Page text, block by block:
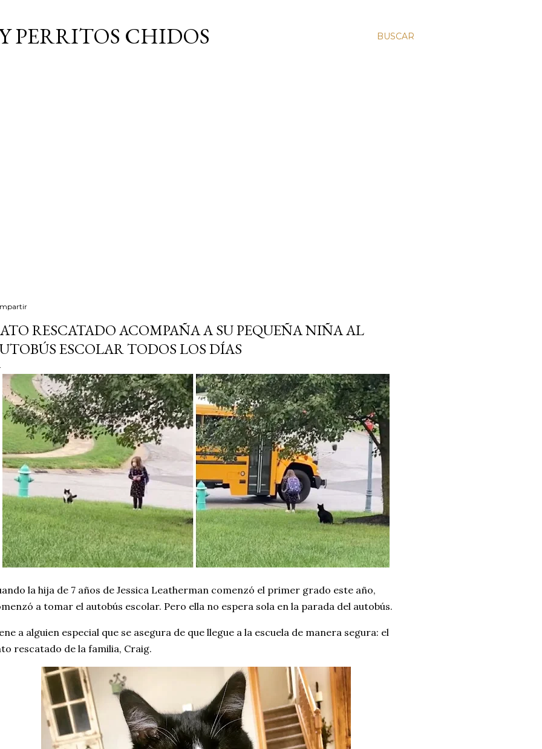
BUSCAR
PERRITOS CHIDOS
RESCATADO ACOMPAÑA A SU PEQUEÑA NIÑA AL
ESCOLAR TODOS LOS DÍAS
la hija de 7 años de Jessica Leatherman comenzó el primer grado este año,
a tomar el autobús escolar. Pero ella no espera sola en la parada del autobús.
a alguien especial que se asegura de que llegue a la escuela de manera segura: el
rescatado de la familia, Craig.